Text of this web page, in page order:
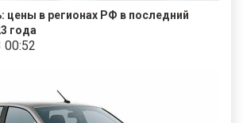
цены в регионах РФ в последний
года
00:52